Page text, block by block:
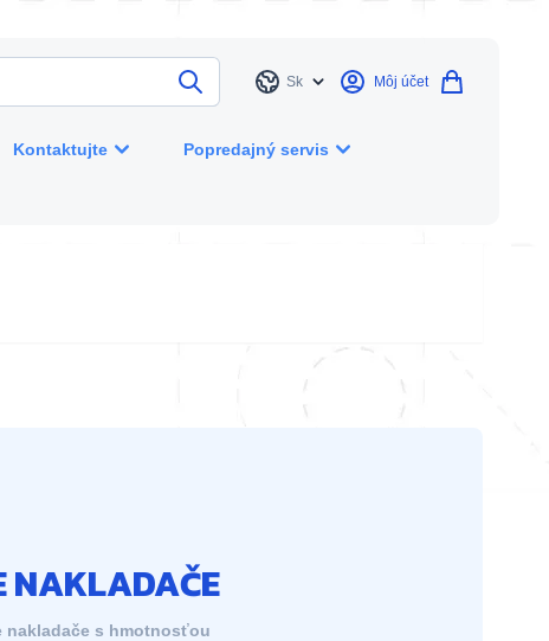
JazykSk Môj účet
Kontaktujte Popredajný servis
NAKLADAČE
nakladače s hmotnosťou